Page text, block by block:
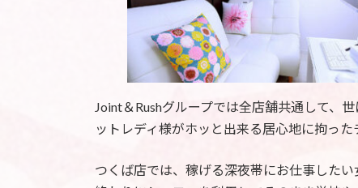
Joint＆Rushグループでは全店舗共通して、
ットレディ様がホッと出来る居心地に拘った
つくば店では、稼げる深夜帯にお仕事した